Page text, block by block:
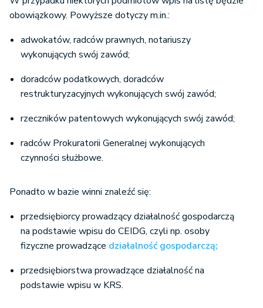
obowiązkowy. Powyższe dotyczy m.in.:
adwokatów, radców prawnych, notariuszy
wykonujących swój zawód;
doradców podatkowych, doradców
restrukturyzacyjnych wykonujących swój zawód;
rzeczników patentowych wykonujących swój zawód;
radców Prokuratorii Generalnej wykonujących
czynności służbowe.
Ponadto w bazie winni znaleźć się:
przedsiębiorcy prowadzący działalność gospodarczą
na podstawie wpisu do CEIDG, czyli np. osoby
fizyczne prowadzące działalność gospodarczą;
przedsiębiorstwa prowadzące działalność na
podstawie wpisu w KRS.